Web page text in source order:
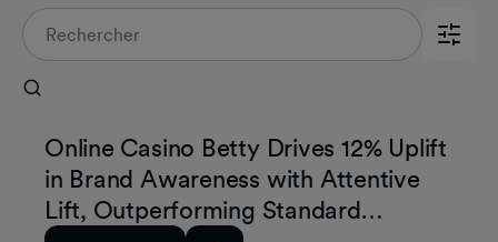
Online Casino Betty Drives 12% Uplift
in Brand Awareness with Attentive
Lift, Outperforming Standard